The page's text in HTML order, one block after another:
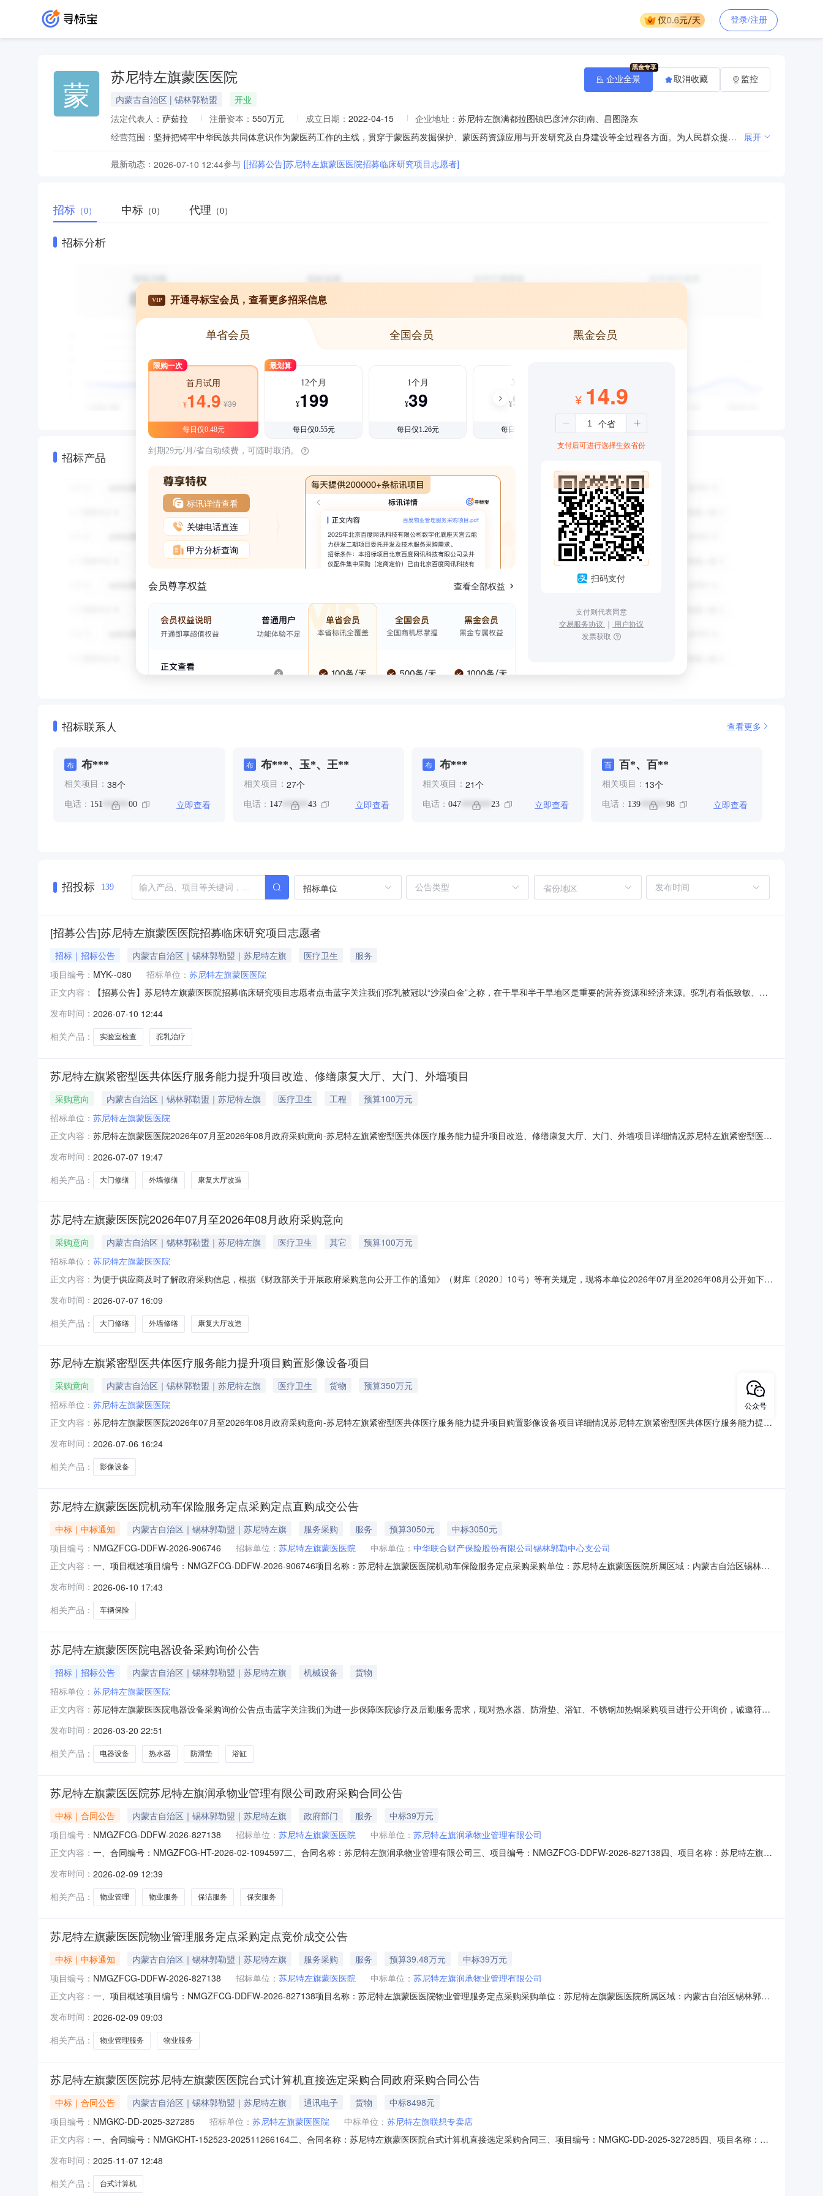
登录/注册
蒙 苏尼特左旗蒙医医院
内蒙古自治区 | 锡林郭勒盟
开业
法定代表人： 萨茹拉 注册资本： 550万元 成立日期： 2022-04-15 企业地址： 苏尼特左旗满都拉图镇巴彦淖尔街南、昌图路东
经营范围：
坚持把铸牢中华民族共同体意识作为蒙医药工作的主线，贯穿于蒙医药发掘保护、蒙医药资源应用与开发研究及自身建设等全过程各方面。为人民群众提供医疗、疾病预防、健康教育等医疗和公共卫生服务。蒙西医结合诊疗与急救服务 蒙医药特色服务 疾病预防与健康管理 蒙医药科研与医学教育 医疗质量与运营管理 基层帮扶与公益服务 展开
最新动态： 2026-07-10 12:44参与 [[招募公告]苏尼特左旗蒙医医院招募临床研究项目志愿者]
企业全景 取消收藏 监控
招标 （0） 中标 （0） 代理 （0）
招标分析
招标产品
VIP 开通寻标宝会员，查看更多招采信息
单省会员 全国会员 黑金会员
限购一次
首月试用
¥14.9 ¥39
每日仅0.48元
最划算
12个月
¥199
每日仅0.55元
1个月
¥39
每日仅1.26元
3个月
¥99
每日仅1.08元
到期29元/月/省自动续费，可随时取消。
标讯详情查看
关键电话直连
甲方分析查询
会员尊享权益 查看全部权益
¥ 14.9
支付后可进行选择生效省份
扫码支付
支付则代表同意
交易服务协议 ｜ 用户协议
发票获取
招标联系人 查看更多
布 布***
相关项目： 38个
电话： 151 ****** 00 立即查看
布 布***、玉*、王**
相关项目： 27个
电话： 147 ****** 43 立即查看
布 布***
相关项目： 21个
电话： 047 ******* 23 立即查看
百 百*、百**
相关项目： 13个
电话： 139****** 98 立即查看
招投标 139 招标单位 省份地区
[招募公告]苏尼特左旗蒙医医院招募临床研究项目志愿者
招标｜招标公告 内蒙古自治区｜锡林郭勒盟｜苏尼特左旗 医疗卫生
服务
项目编号： MYK--080 招标单位： 苏尼特左旗蒙医医院
正文内容：
【招募公告】苏尼特左旗蒙医医院招募临床研究项目志愿者点击蓝字关注我们驼乳被冠以“沙漠白金”之称，在干旱和半干旱地区是重要的营养资源和经济来源。驼乳有着低致敏、好
情绪的功效。苏尼特左旗蒙医医院开展“蒙医学理论视角驼乳干预肺结节的有效研究”（项目编号：MYK--080)课题，计划在全旗招募60名志愿者，诚邀符合条件的患者加入。一、招
募条件：1.年龄30～65岁，性
发布时间： 2026-07-10 12:44
相关产品：
实验室检查 驼乳治疗
苏尼特左旗紧密型医共体医疗服务能力提升项目改造、修缮康复大厅、大门、外墙项目
采购意向 内蒙古自治区｜锡林郭勒盟｜苏尼特左旗 医疗卫生 工程
预算100万元
招标单位： 苏尼特左旗蒙医医院
正文内容： 苏尼特左旗蒙医医院2026年07月至2026年08月政府采购意向-苏尼特左旗紧密型医共体医疗服务能力提升项目改造、修缮康复大厅、大门、外墙项目详细情况苏尼特左旗紧密型医共
购项目名称：苏尼特左旗紧密型医共体医疗服务能力提升项目改造、修缮康复大厅、大门、外墙项目预算金额：100.000000万元(人民币)采购品目：采购需求概况：采购内容:改
造、修缮康复大
发布时间： 2026-07-07 19:47
相关产品：
大门修缮 外墙修缮 康复大厅改造
苏尼特左旗蒙医医院2026年07月至2026年08月政府采购意向
采购意向 内蒙古自治区｜锡林郭勒盟｜苏尼特左旗 医疗卫生 其它
预算100万元
招标单位： 苏尼特左旗蒙医医院
正文内容： 为便于供应商及时了解政府采购信息，根据《财政部关于开展政府采购意向公开工作的通知》（财库〔2020〕10号）等有关规定，现将本单位2026年07月至2026年08月公开如下：
大厅、大门、外墙等采购数量：1个主要功能或目标：解决康复大厅冬冷夏热，漏雨，影响患者就医，大门较窄，车辆出入不便，有交通安全隐患，外围墙壁石材破损，导致雨水倒
灌，存在地基浸泡和渗水下陷
发布时间： 2026-07-07 16:09
相关产品：
大门修缮 外墙修缮 康复大厅改造
苏尼特左旗紧密型医共体医疗服务能力提升项目购置影像设备项目
采购意向 内蒙古自治区｜锡林郭勒盟｜苏尼特左旗 医疗卫生 货物
预算350万元
招标单位： 苏尼特左旗蒙医医院
正文内容： 苏尼特左旗蒙医医院2026年07月至2026年08月政府采购意向-苏尼特左旗紧密型医共体医疗服务能力提升项目购置影像设备项目详细情况苏尼特左旗紧密型医共体医疗服务能力提升
疗服务能力提升项目购置影像设备项目预算金额：350.000000万元(人民币)采购品目：采购需求概况：采购内容:购置影像设备采购数量:1.0000台主要功能或目标:为心脑血管疾病早
期
发布时间： 2026-07-06 16:24
相关产品：
影像设备
苏尼特左旗蒙医医院机动车保险服务定点采购定点直购成交公告
中标｜中标通知 内蒙古自治区｜锡林郭勒盟｜苏尼特左旗 服务采购 服务 预算3050元
中标3050元
项目编号： NMGZFCG-DDFW-2026-906746 招标单位： 苏尼特左旗蒙医医院 中标单位： 中华联合财产保险股份有限公司锡林郭勒中心支公司
正文内容： 一、项目概述项目编号：NMGZFCG-DDFW-2026-906746项目名称：苏尼特左旗蒙医医院机动车保险服务定点采购采购单位：苏尼特左旗蒙医医院所属区域：内蒙古自治区锡林郭
左政采计划[2026]00655采购方式：电子卖场（定点服务采购）二、需求明细编号项目需求数量计量单位1车辆保险112车辆保险11
发布时间： 2026-06-10 17:43
相关产品：
车辆保险
苏尼特左旗蒙医医院电器设备采购询价公告
招标｜招标公告 内蒙古自治区｜锡林郭勒盟｜苏尼特左旗 机械设备
货物
招标单位： 苏尼特左旗蒙医医院
正文内容： 苏尼特左旗蒙医医院电器设备采购询价公告点击蓝字关注我们为进一步保障医院诊疗及后勤服务需求，现对热水器、防滑垫、浴缸、不锈钢加热锅采购项目进行公开询价，诚邀符合
费、售后服务等全部费用）二、供应商资格条件1.具有独立承担民事责任能力，持有合法有效的营业执照。2.具备相应产品销售、安装及完善的售后服务能力。3.商业信誉良好，近3
年无重大违法违规经营记录。4.可
发布时间： 2026-03-20 22:51
相关产品：
电器设备 热水器 防滑垫 浴缸
苏尼特左旗蒙医医院苏尼特左旗润承物业管理有限公司政府采购合同公告
中标｜合同公告 内蒙古自治区｜锡林郭勒盟｜苏尼特左旗 政府部门 服务
中标39万元
项目编号： NMGZFCG-DDFW-2026-827138 招标单位： 苏尼特左旗蒙医医院 中标单位： 苏尼特左旗润承物业管理有限公司
正文内容： 一、合同编号：NMGZFCG-HT-2026-02-1094597二、合同名称：苏尼特左旗润承物业管理有限公司三、项目编号：NMGZFCG-DDFW-2026-827138四、项目名称：苏尼特左旗蒙
(乙方)：苏尼特左旗润承物业管理有限公司地址：内蒙古自治区锡林郭勒盟苏尼特左旗满都拉图镇恩格尔南街3组B16号联系方式：13754191999六、合同
发布时间： 2026-02-09 12:39
相关产品：
物业管理 物业服务 保洁服务 保安服务
苏尼特左旗蒙医医院物业管理服务定点采购定点竞价成交公告
中标｜中标通知 内蒙古自治区｜锡林郭勒盟｜苏尼特左旗 服务采购 服务 预算39.48万元
中标39万元
项目编号： NMGZFCG-DDFW-2026-827138 招标单位： 苏尼特左旗蒙医医院 中标单位： 苏尼特左旗润承物业管理有限公司
正文内容： 一、项目概述项目编号：NMGZFCG-DDFW-2026-827138项目名称：苏尼特左旗蒙医医院物业管理服务定点采购采购单位：苏尼特左旗蒙医医院所属区域：内蒙古自治区锡林郭勒
左政采计划[2026]00014采购方式：电子卖场（定点服务采购）二、报价要求(一)报价须知1.报价应包括对投标产品的运输、安装
发布时间： 2026-02-09 09:03
相关产品：
物业管理服务 物业服务
苏尼特左旗蒙医医院苏尼特左旗蒙医医院台式计算机直接选定采购合同政府采购合同公告
中标｜合同公告 内蒙古自治区｜锡林郭勒盟｜苏尼特左旗 通讯电子 货物
中标8498元
项目编号： NMGKC-DD-2025-327285 招标单位： 苏尼特左旗蒙医医院 中标单位： 苏尼特左旗联想专卖店
正文内容： 一、合同编号：NMGKCHT-152523-202511266164二、合同名称：苏尼特左旗蒙医医院台式计算机直接选定采购合同三、项目编号：NMGKC-DD-2025-327285四、项目名称：苏
方)：苏尼特左旗联想专卖店地址：内蒙古自治区锡林郭勒盟苏尼特左旗满都拉图镇达日罕街行政审批中心东侧联系方式：15148524668六、合同主要信息主要标的：
发布时间： 2025-11-07 12:48
相关产品：
台式计算机
公众号